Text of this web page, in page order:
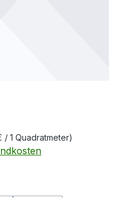
/ 1 Quadratmeter)